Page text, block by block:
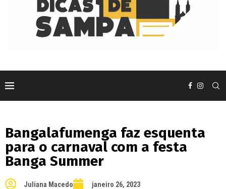
Bangalafumenga faz esquenta
para o carnaval com a festa
Banga Summer
Juliana Macedo janeiro 26, 2023